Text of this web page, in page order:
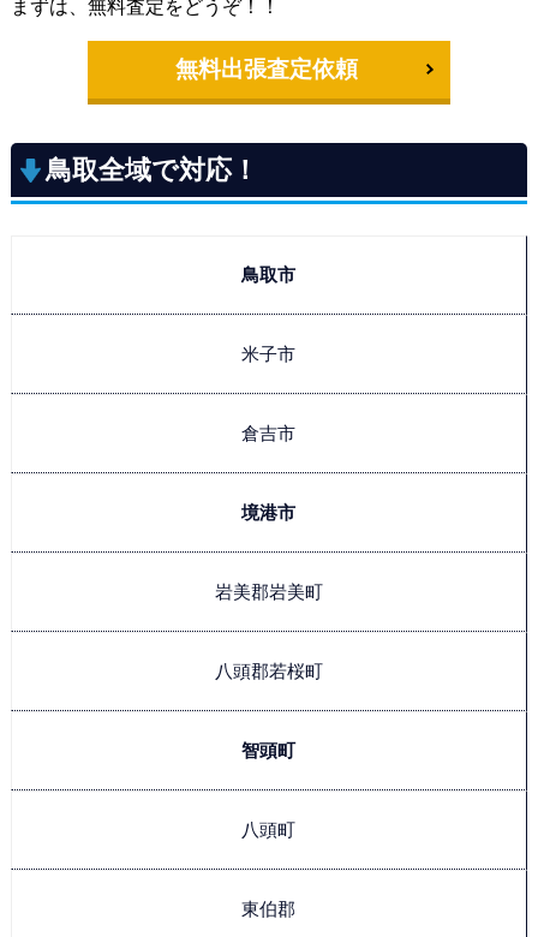
まずは、無料査定をどうぞ！！
無料出張査定依頼
鳥取全域で対応！
鳥取市
米子市
倉吉市
境港市
岩美郡岩美町
八頭郡若桜町
智頭町
八頭町
東伯郡